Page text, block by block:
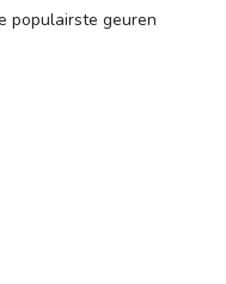
populairste geuren